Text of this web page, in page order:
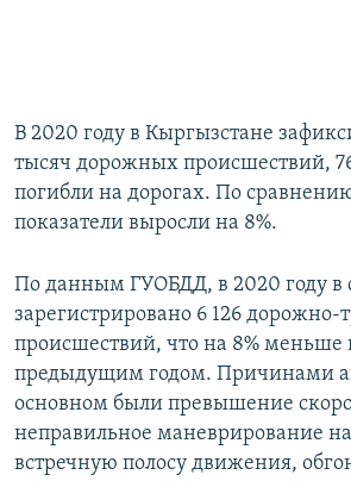
В 2020 году в Кыргызстане
тысяч дорожных происшествий,
погибли на дорогах. По
показатели выросли на 8%.
По данным ГУОБДД, в 2020 году в
зарегистрировано 6 126 дорожно-
происшествий, что на 8% меньше
предыдущим годом. Причинами
основном были превышение
неправильное маневрирование
встречную полосу движения,